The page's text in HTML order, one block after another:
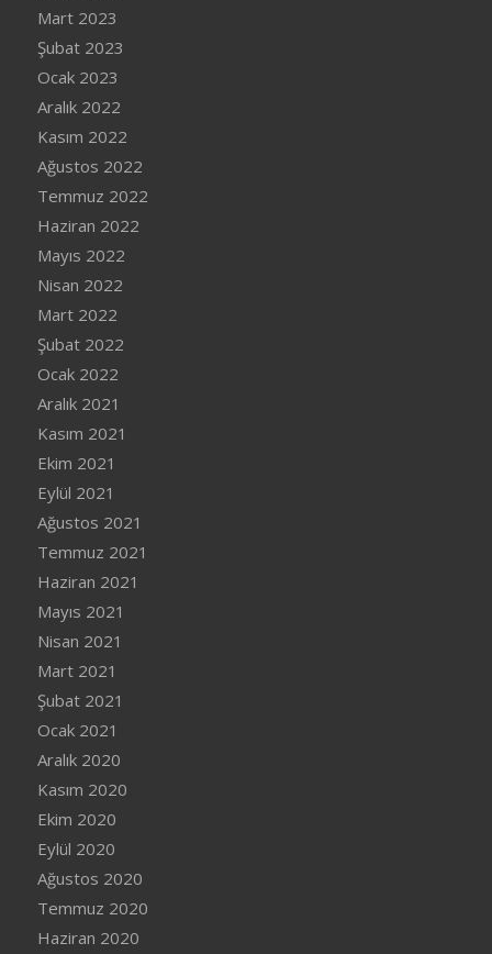
Mart 2023
Şubat 2023
Ocak 2023
Aralık 2022
Kasım 2022
Ağustos 2022
Temmuz 2022
Haziran 2022
Mayıs 2022
Nisan 2022
Mart 2022
Şubat 2022
Ocak 2022
Aralık 2021
Kasım 2021
Ekim 2021
Eylül 2021
Ağustos 2021
Temmuz 2021
Haziran 2021
Mayıs 2021
Nisan 2021
Mart 2021
Şubat 2021
Ocak 2021
Aralık 2020
Kasım 2020
Ekim 2020
Eylül 2020
Ağustos 2020
Temmuz 2020
Haziran 2020